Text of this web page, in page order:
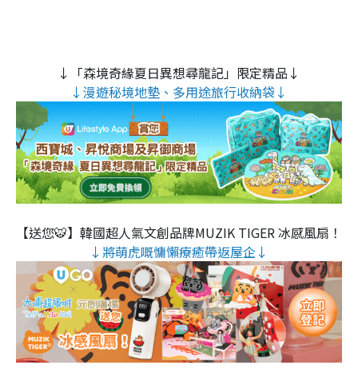
↓「森境奇緣夏日異想尋龍記」限定精品↓
↓漫遊秘境地墊、多用途旅行收納袋↓
【送您🐯】韓國超人氣文創品牌MUZIK TIGER 冰感風扇！
↓將萌虎嘅慵懶療癒帶返屋企↓